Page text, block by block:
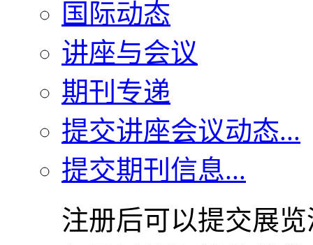
国际动态
讲座与会议
期刊专递
提交讲座会议动态...
提交期刊信息...
注册后可以提交展